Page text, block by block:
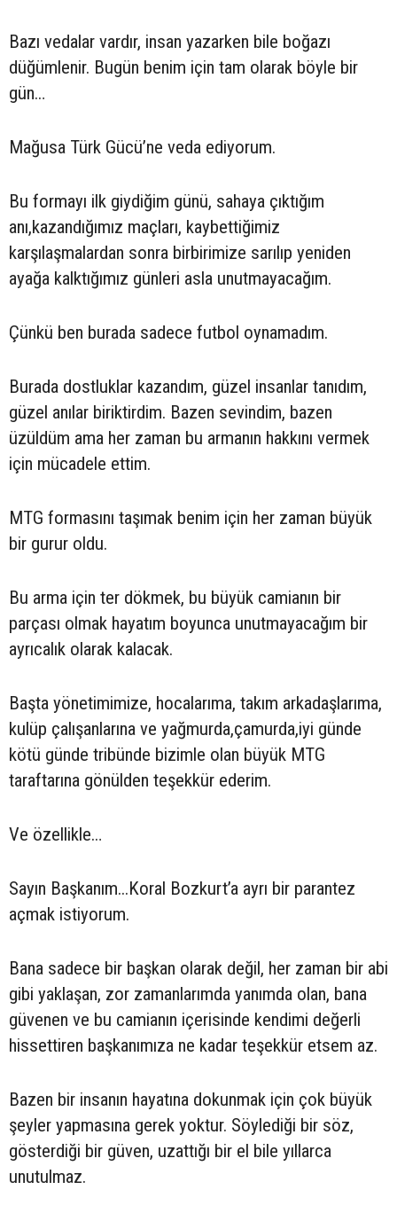
Bazı vedalar vardır, insan yazarken bile boğazı
düğümlenir. Bugün benim için tam olarak böyle bir
gün…
Mağusa Türk Gücü’ne veda ediyorum.
Bu formayı ilk giydiğim günü, sahaya çıktığım
anı,kazandığımız maçları, kaybettiğimiz
karşılaşmalardan sonra birbirimize sarılıp yeniden
ayağa kalktığımız günleri asla unutmayacağım.
Çünkü ben burada sadece futbol oynamadım.
Burada dostluklar kazandım, güzel insanlar tanıdım,
güzel anılar biriktirdim. Bazen sevindim, bazen
üzüldüm ama her zaman bu armanın hakkını vermek
için mücadele ettim.
MTG formasını taşımak benim için her zaman büyük
bir gurur oldu.
Bu arma için ter dökmek, bu büyük camianın bir
parçası olmak hayatım boyunca unutmayacağım bir
ayrıcalık olarak kalacak.
Başta yönetimimize, hocalarıma, takım arkadaşlarıma,
kulüp çalışanlarına ve yağmurda,çamurda,iyi günde
kötü günde tribünde bizimle olan büyük MTG
taraftarına gönülden teşekkür ederim.
Ve özellikle…
Sayın Başkanım...Koral Bozkurt’a ayrı bir parantez
açmak istiyorum.
Bana sadece bir başkan olarak değil, her zaman bir abi
gibi yaklaşan, zor zamanlarımda yanımda olan, bana
güvenen ve bu camianın içerisinde kendimi değerli
hissettiren başkanımıza ne kadar teşekkür etsem az.
Bazen bir insanın hayatına dokunmak için çok büyük
şeyler yapmasına gerek yoktur. Söylediği bir söz,
gösterdiği bir güven, uzattığı bir el bile yıllarca
unutulmaz.